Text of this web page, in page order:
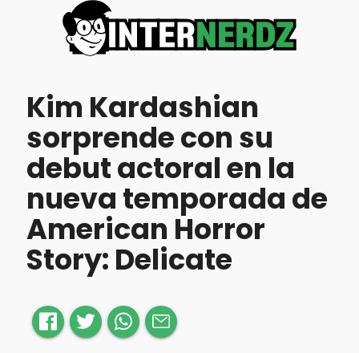
Kim Kardashian
sorprende con su
debut actoral en la
nueva temporada de
American Horror
Story: Delicate